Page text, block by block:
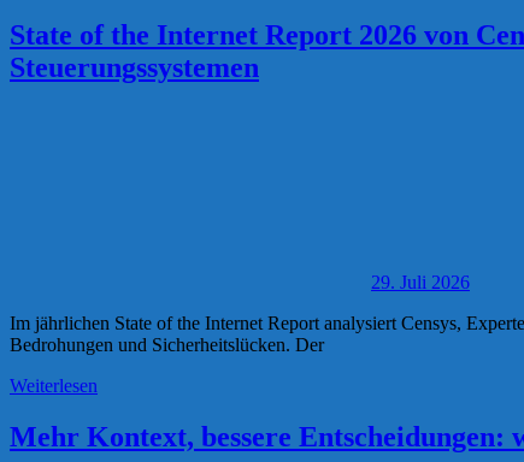
State of the Internet Report 2026 von
Steuerungssystemen
29. Juli 2026
Im jährlichen State of the Internet Report analysiert Censys,
Bedrohungen und Sicherheitslücken. Der
Weiterlesen
Mehr Kontext, bessere Entscheidungen: